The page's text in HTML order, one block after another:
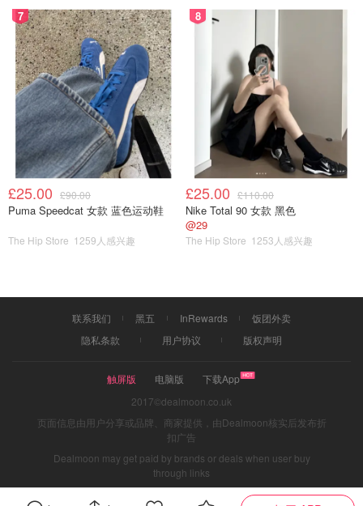
起源是一次假唱事故：后台放错伴奏，她硬着头皮唱
完，观众起哄“退票”，从此成了演唱会固定应援。
7
£25.00 £90.00
Puma Speedcat 女款 蓝色运动鞋
The Hip Store 1259人感兴趣
8
£25.00 £110.00
Nike Total 90 女款 黑色
@29
The Hip Store 1253人感兴趣
联系我们 黑五 InRewards
饭团外卖
隐私条款
用户协议 版权声明
触屏版 电脑版
下载App
2017©dealmoon.co.uk
页面信息由用户分享或品牌、商家提供，由Dealmoon核实后发布折
扣广告
Dealmoon may get paid by brands or deals when user buy
through links